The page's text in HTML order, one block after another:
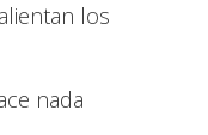
los
nada